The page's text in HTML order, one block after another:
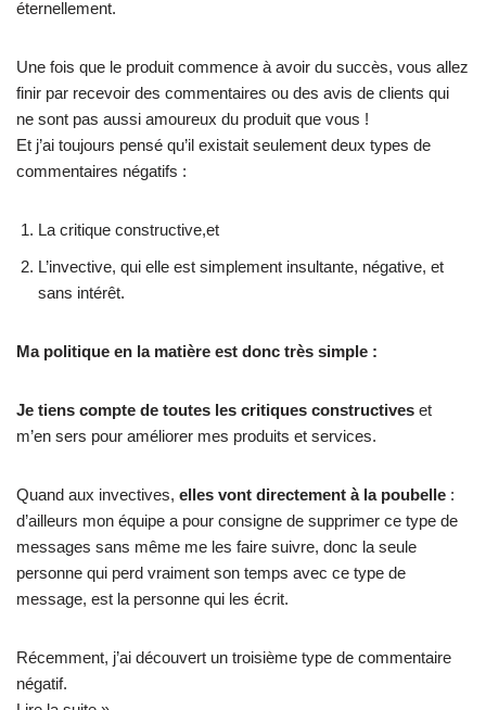
éternellement.
Une fois que le produit commence à avoir du succès, vous allez
finir par recevoir des commentaires ou des avis de clients qui
ne sont pas aussi amoureux du produit que vous !
Et j’ai toujours pensé qu’il existait seulement deux types de
commentaires négatifs :
La critique constructive,et
L’invective, qui elle est simplement insultante, négative, et
sans intérêt.
Ma politique en la matière est donc très simple :
Je tiens compte de toutes les critiques constructives et
m’en sers pour améliorer mes produits et services.
Quand aux invectives, elles vont directement à la poubelle :
d’ailleurs mon équipe a pour consigne de supprimer ce type de
messages sans même me les faire suivre, donc la seule
personne qui perd vraiment son temps avec ce type de
message, est la personne qui les écrit.
Récemment, j’ai découvert un troisième type de commentaire
négatif.